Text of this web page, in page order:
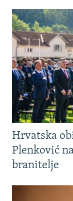
Hrvatska
Plenković
branitelje